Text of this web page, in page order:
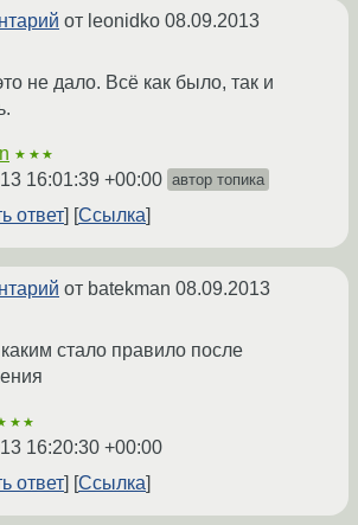
от leonidko 08.09.2013
не дало. Всё как было, так и
★★★
16:01:39 +00:00 автор топика
ответ Ссылка
от batekman 08.09.2013
стало правило после
16:20:30 +00:00
ответ
Ссылка